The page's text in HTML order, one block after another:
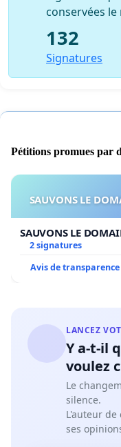
conservées
132
Signatures
Pétitions promues par
SAUVONS LE
SAUVONS LE
2 signatures
Avis de transparence
LANCEZ
Y a-t-il
voulez
Le
silence.
L'auteur
ses